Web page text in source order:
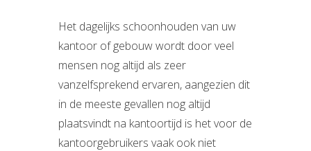
Het dagelijks schoonhouden van uw
kantoor of gebouw wordt door veel
mensen nog altijd als zeer
vanzelfsprekend ervaren, aangezien dit
in de meeste gevallen nog altijd
plaatsvindt na kantoortijd is het voor de
kantoorgebruikers vaak ook niet